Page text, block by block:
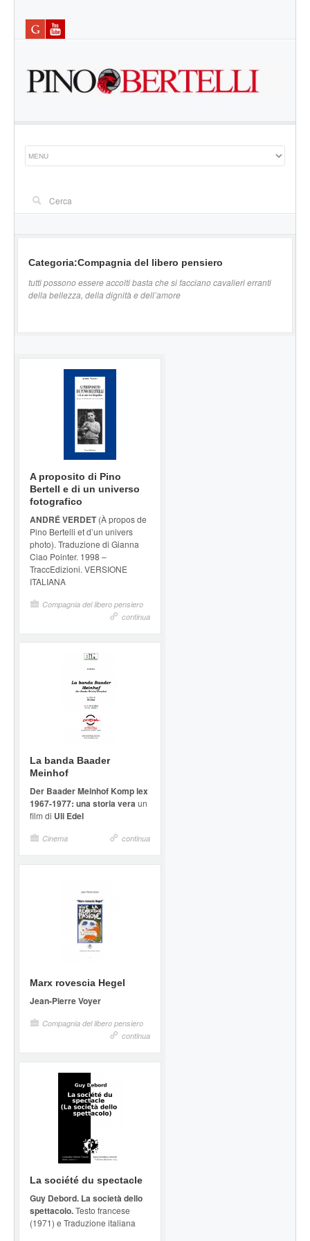
Categoria:Compagnia del libero pensiero
tutti possono essere accolti basta che si facciano cavalieri erranti
della bellezza, della dignità e dell’amore
A proposito di Pino
Bertell e di un universo
fotografico
ANDRÉ VERDET(À propos de
Pino Bertelli et d’un univers
photo). Traduzione di Gianna
Ciao Pointer. 1998 –
TraccEdizioni. VERSIONE
ITALIANA
Compagnia del libero pensiero
continua
La banda Baader
Meinhof
Der Baader Meinhof Komp lex
1967-1977: una storia veraun
film di Uli Edel
Cinema continua
Marx rovescia Hegel
Jean-Pierre Voyer
Compagnia del libero pensiero
continua
La société du spectacle
Guy Debord. La società dello
spettacolo.Testo francese
(1971) e Traduzione italiana